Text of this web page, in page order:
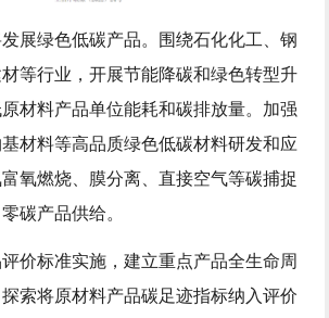
展绿色低碳产品。围绕石化化工、钢
等行业，开展节能降碳和绿色转型升
材料产品单位能耗和碳排放量。加强
材料等高品质绿色低碳材料研发和应
氧燃烧、膜分离、直接空气等碳捕捉
碳产品供给。
价标准实施，建立重点产品全生命周
索将原材料产品碳足迹指标纳入评价